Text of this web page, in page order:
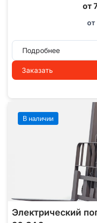
от
от
Подробнее
Заказать
В наличии
Электрический